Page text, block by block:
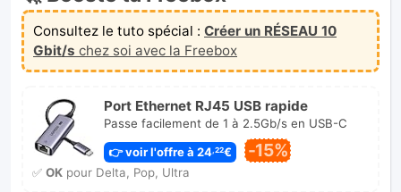
Consultez le tuto spécial : Créer un RÉSEAU 10
Gbit/s chez soi avec la Freebox
Port Ethernet RJ45 USB rapide
Passe facilement de 1 à 2.5Gb/s en USB-C
👉 voir l'offre à 24 ,22€ -15%
✅ OKpour Delta, Pop, Ultra